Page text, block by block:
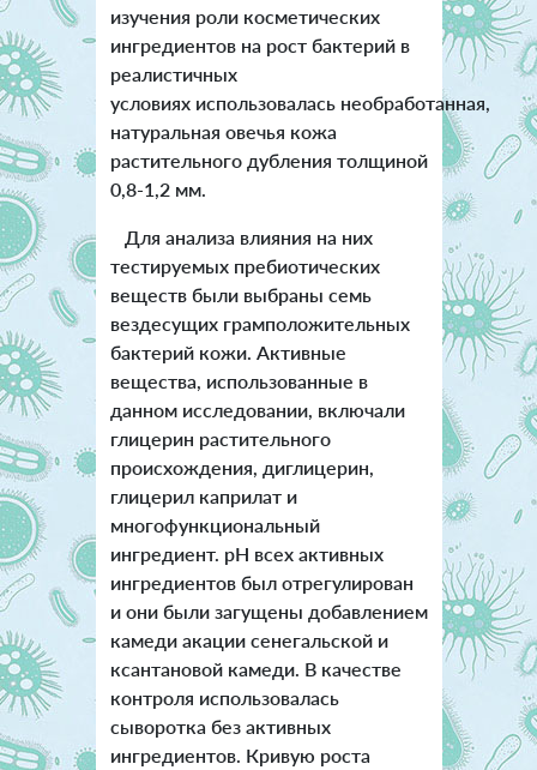
изучения роли косметических
ингредиентов на рост бактерий в
реалистичных
условиях использовалась необработанная,
натуральная овечья кожа
растительного дубления толщиной
0,8-1,2 мм.
Для анализа влияния на них
тестируемых пребиотических
веществ были выбраны семь
вездесущих грамположительных
бактерий кожи. Активные
вещества, использованные в
данном исследовании, включали
глицерин растительного
происхождения, диглицерин,
глицерил каприлат и
многофункциональный
ингредиент. pH всех активных
ингредиентов был отрегулирован
и они были загущены добавлением
камеди акации сенегальской и
ксантановой камеди. В качестве
контроля использовалась
сыворотка без активных
ингредиентов. Кривую роста